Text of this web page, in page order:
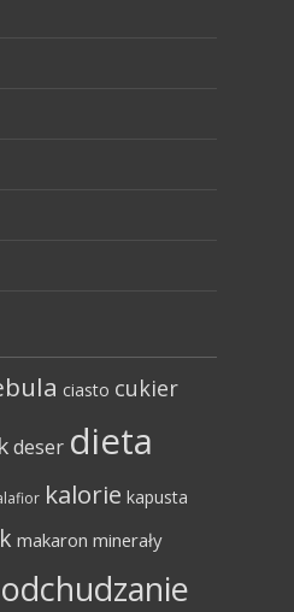
ciasto cukier
deser dieta
kalorie kapusta
makaron minerały
odchudzanie